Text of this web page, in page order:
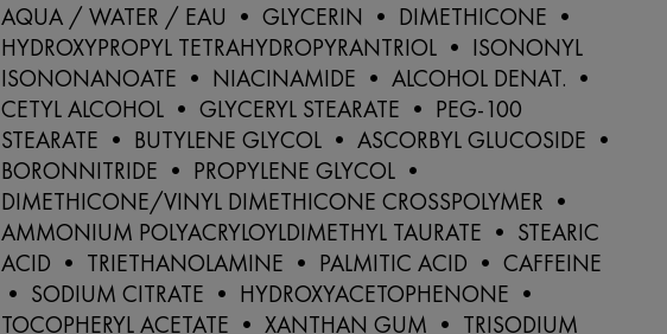
AQUA / WATER / EAU • GLYCERIN • DIMETHICONE •
HYDROXYPROPYL TETRAHYDROPYRANTRIOL • ISONONYL
ISONONANOATE • NIACINAMIDE • ALCOHOL DENAT. •
CETYL ALCOHOL • GLYCERYL STEARATE • PEG-100
STEARATE • BUTYLENE GLYCOL • ASCORBYL GLUCOSIDE •
BORONNITRIDE • PROPYLENE GLYCOL •
DIMETHICONE/VINYL DIMETHICONE CROSSPOLYMER •
AMMONIUM POLYACRYLOYLDIMETHYL TAURATE • STEARIC
ACID • TRIETHANOLAMINE • PALMITIC ACID • CAFFEINE
• SODIUM CITRATE • HYDROXYACETOPHENONE •
TOCOPHERYL ACETATE • XANTHAN GUM • TRISODIUM